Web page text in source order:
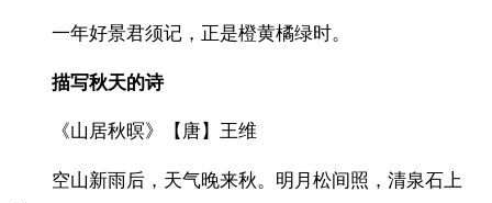
一年好景君须记，正是橙黄橘绿时。
描写秋天的诗
《山居秋暝》【唐】王维
空山新雨后，天气晚来秋。明月松间照，清泉石上